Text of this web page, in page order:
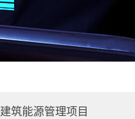
建筑能源管理项目